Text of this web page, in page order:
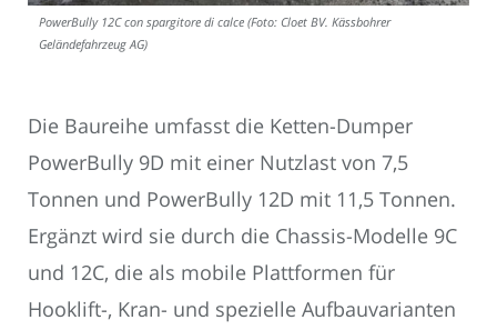
PowerBully 12C con spargitore di calce (Foto: Cloet BV. Kässbohrer
Geländefahrzeug AG)
Die Baureihe umfasst die Ketten-Dumper
PowerBully 9D mit einer Nutzlast von 7,5
Tonnen und PowerBully 12D mit 11,5 Tonnen.
Ergänzt wird sie durch die Chassis-Modelle 9C
und 12C, die als mobile Plattformen für
Hooklift-, Kran- und spezielle Aufbauvarianten